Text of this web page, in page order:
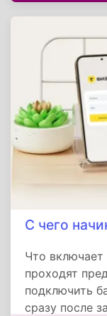
корни. К
особенно
семьи,
в развитие
С чего
Что
проходят
подключить
сразу после